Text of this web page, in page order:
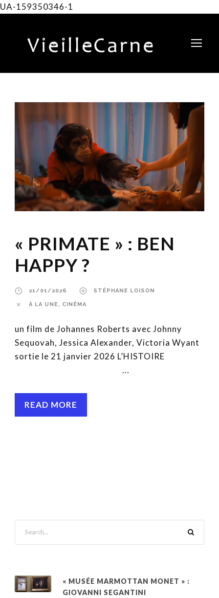
UA-159350346-1
« PRIMATE » : BEN
HAPPY ?
21/01/2026 STÉPHANE LOISON
À LA UNE, CINÉMA
un film de Johannes Roberts avec Johnny
Sequovah, Jessica Alexander, Victoria Wyant
sortie le 21 janvier 2026 L’HISTOIRE
...
READ MORE
« MUSÉE MARMOTTAN MONET » :
GIOVANNI SEGANTINI